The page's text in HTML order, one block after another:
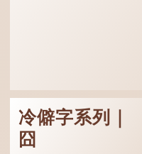
冷僻字系列｜
囧